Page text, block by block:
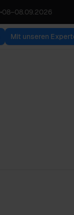
•08–08.09.2026
Mit unseren